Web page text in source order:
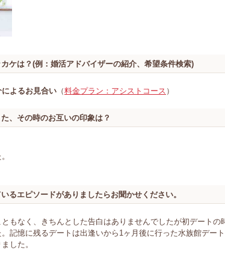
ケは？(例：婚活アドバイザーの紹介、希望条件検索)
よるお見合い （料金プラン：アシストコース ）
、その時のお互いの印象は？
るエピソードがありましたらお聞かせください。
ともなく、きちんとした告白はありませんでしたが初デートの
記憶に残るデートは出逢いから1ヶ月後に行った水族館デー
した。